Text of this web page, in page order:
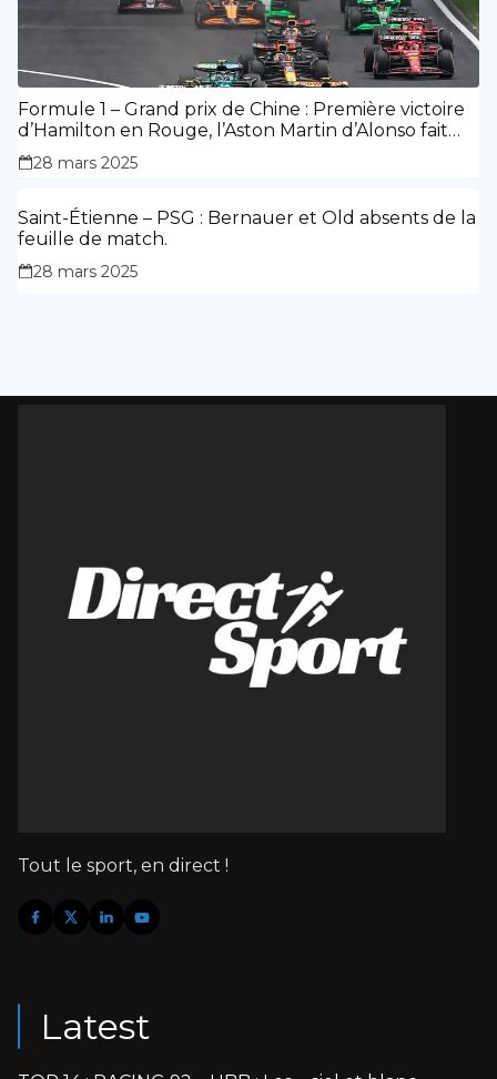
Formule 1 – Grand prix de Chine : Première victoire
d’Hamilton en Rouge, l’Aston Martin d’Alonso fait
des siennes.
28 mars 2025
Saint-Étienne – PSG : Bernauer et Old absents de la
feuille de match.
28 mars 2025
Tout le sport, en direct !
Latest